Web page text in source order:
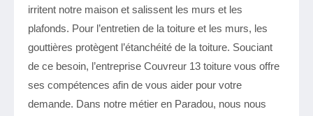
irritent notre maison et salissent les murs et les
plafonds. Pour l’entretien de la toiture et les murs, les
gouttières protègent l’étanchéité de la toiture. Souciant
de ce besoin, l’entreprise Couvreur 13 toiture vous offre
ses compétences afin de vous aider pour votre
demande. Dans notre métier en Paradou, nous nous